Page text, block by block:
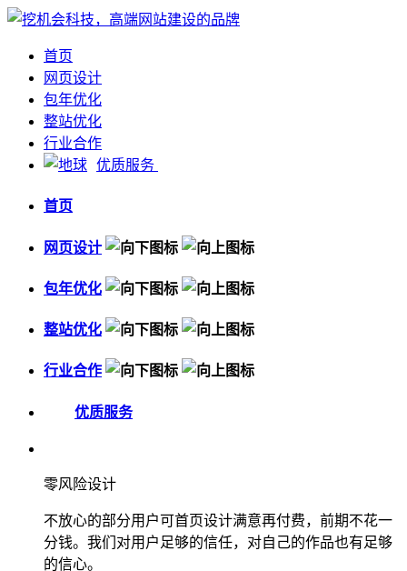
首页
网页设计
包年优化
整站优化
行业合作
优质服务
首页
网页设计
包年优化
整站优化
行业合作
优质服务
零风险设计
不放心的部分用户可首页设计满意再付费，前期不花一
分钱。我们对用户足够的信任，对自己的作品也有足够
的信心。